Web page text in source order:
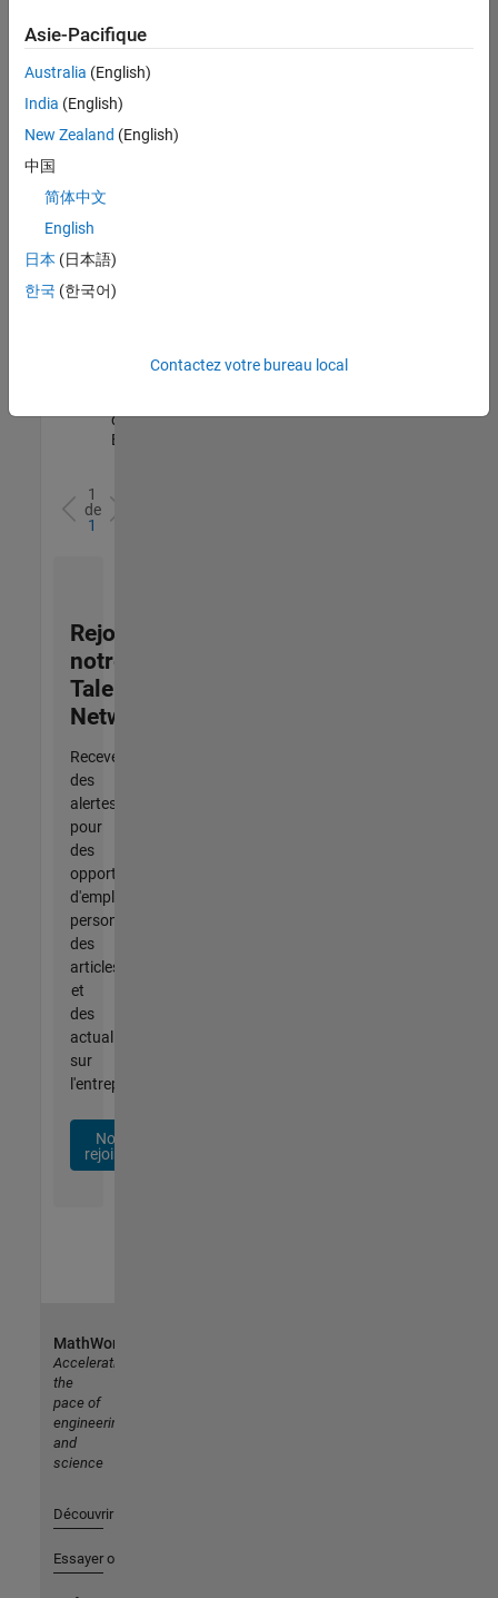
lieu
pour
l’ensemble
des
opportunités
votre
région.
Senior Software Quality Engineer
Senior
Engineer
qualité |
Expérimenté(e)
1
de
1
Rejoignez
notre
Talent
Network
Recevez
des
alertes
pour
des
opportunités
d'emploi
personnalisées,
des
articles
et
des
actualités
sur
l'entreprise.
Nous
rejoindre
Asie-Pacifique
Australia (English)
India (English)
New Zealand (English)
中国
简体中文
English
日本 (日本語)
한국 (한국어)
Contactez votre bureau local
MathWorks
Accelerating
the
pace of
engineering
and
science
Découvrir les produits
Essayer ou acheter